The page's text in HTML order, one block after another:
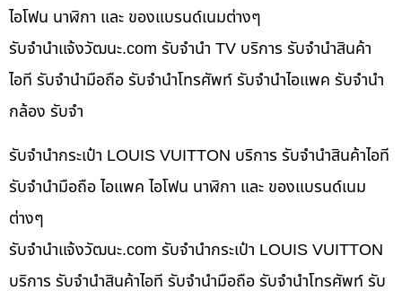
ไอโฟน นาฬิกา และ ของแบรนด์เนมต่างๆ
รับจํานําแจ้งวัฒนะ.com รับจำนำ TV บริการ รับจำนำสินค้า
ไอที รับจำนำมือถือ รับจำนำโทรศัพท์ รับจำนำไอแพค รับจำนำ
กล้อง รับจำ
รับจำนำกระเป๋า LOUIS VUITTON บริการ รับจำนำสินค้าไอที
รับจำนำมือถือ ไอแพค ไอโฟน นาฬิกา และ ของแบรนด์เนม
ต่างๆ
รับจํานําแจ้งวัฒนะ.com รับจำนำกระเป๋า LOUIS VUITTON
บริการ รับจำนำสินค้าไอที รับจำนำมือถือ รับจำนำโทรศัพท์ รับ